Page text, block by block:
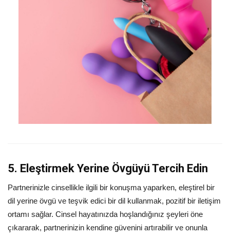
5. Eleştirmek Yerine Övgüyü Tercih Edin
Partnerinizle cinsellikle ilgili bir konuşma yaparken, eleştirel bir
dil yerine övgü ve teşvik edici bir dil kullanmak, pozitif bir iletişim
ortamı sağlar. Cinsel hayatınızda hoşlandığınız şeyleri öne
çıkararak, partnerinizin kendine güvenini artırabilir ve onunla